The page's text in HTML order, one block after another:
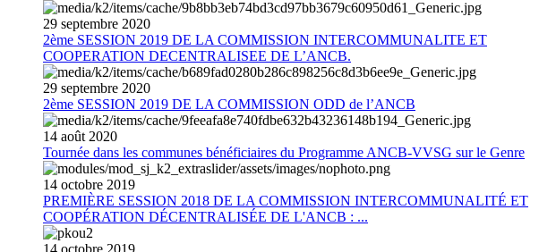
29 septembre 2020
2ème SESSION 2019 DE LA COMMISSION INTERCOMMUNALITE ET
COOPERATION DECENTRALISEE DE L’ANCB.
29 septembre 2020
2ème SESSION 2019 DE LA COMMISSION ODD de l’ANCB
14 août 2020
Tournée dans les communes bénéficiaires du Programme ANCB-VVSG sur le Genre
14 octobre 2019
PREMIÈRE SESSION 2018 DE LA COMMISSION INTERCOMMUNALITÉ ET
COOPÉRATION DÉCENTRALISÉE DE L'ANCB : ...
14 octobre 2019